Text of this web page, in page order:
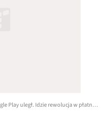
Sklep Google Play uległ. Idzie rewolucja w płatnościach